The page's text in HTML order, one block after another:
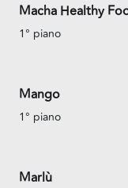
Macha Healthy
1° piano
Mango
1° piano
Marlù